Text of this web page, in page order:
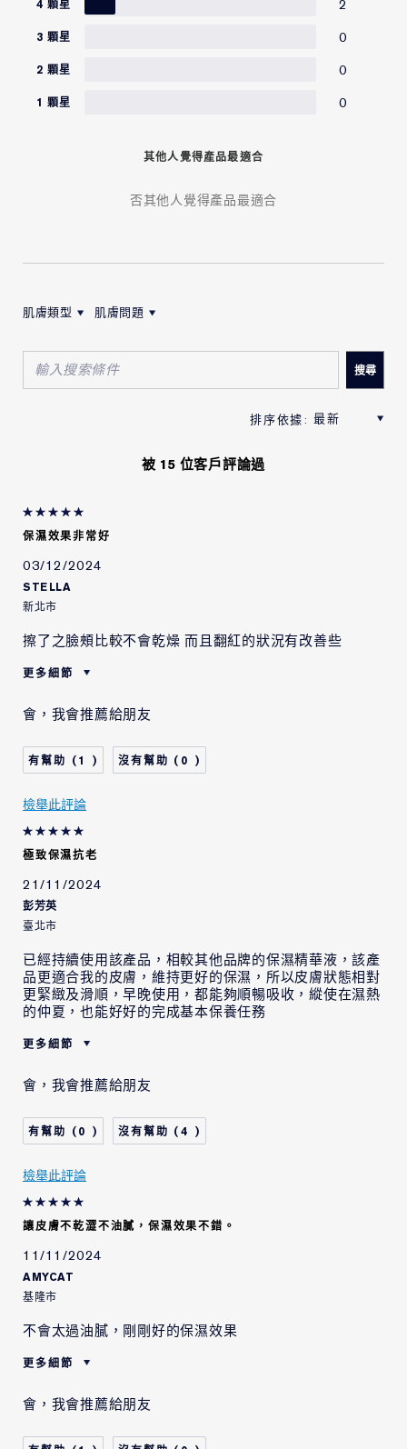
4 顆星 2
3 顆星 0
2 顆星 0
1 顆星 0
其他人覺得產品最適合
否其他人覺得產品最適合
肌膚類型
肌膚問題
被 15 位客戶評論過
保濕效果非常好
03/12/2024
STELLA
新北市
擦了之臉頰比較不會乾燥 而且翻紅的狀況有改善些
更多細節
肌膚問題
整體的膚色
會，我會推薦給朋友
1 0
檢舉此評論
極致保濕抗老
21/11/2024
彭芳英
臺北市
已經持續使用該產品，相較其他品牌的保濕精華液，該產
品更適合我的皮膚，維持更好的保濕，所以皮膚狀態相對
更緊緻及滑順，早晚使用，都能夠順暢吸收，縱使在濕熱
的仲夏，也能好好的完成基本保養任務
更多細節
肌膚問題
拉提/緊緻
會，我會推薦給朋友
0 4
檢舉此評論
讓皮膚不乾澀不油膩，保濕效果不錯。
11/11/2024
AMYCAT
基隆市
不會太過油膩，剛剛好的保濕效果
更多細節
肌膚問題
抗皺
會，我會推薦給朋友